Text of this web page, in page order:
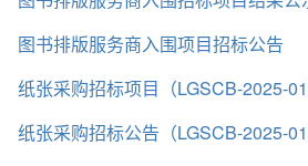
图书排版服务商入围项目招标公告
纸张采购招标项目（LGSCB-2025-
纸张采购招标公告（LGSCB-2025-01